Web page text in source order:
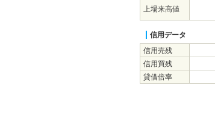
上場来高値
信用データ
信用売残
信用買残
貸借倍率